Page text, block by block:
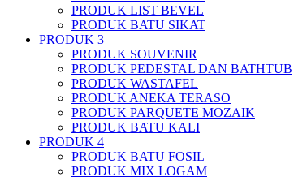
PRODUK LIST BEVEL
PRODUK BATU SIKAT
PRODUK 3
PRODUK SOUVENIR
PRODUK PEDESTAL DAN BATHTUB
PRODUK WASTAFEL
PRODUK ANEKA TERASO
PRODUK PARQUETE MOZAIK
PRODUK BATU KALI
PRODUK 4
PRODUK BATU FOSIL
PRODUK MIX LOGAM